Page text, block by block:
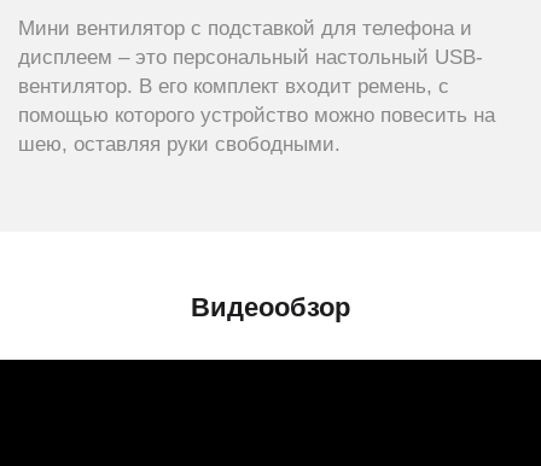
Мини вентилятор с подставкой для телефона и
дисплеем – это персональный настольный USB-
вентилятор. В его комплект входит ремень, с
помощью которого устройство можно повесить на
шею, оставляя руки свободными.
Видеообзор